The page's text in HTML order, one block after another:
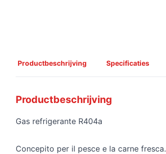
Productbeschrijving Specificaties
Productbeschrijving
Gas refrigerante R404a
Concepito per il pesce e la carne fresca.